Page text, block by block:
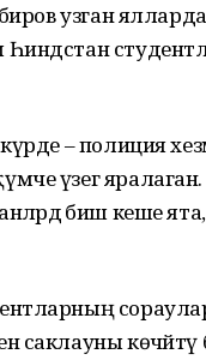
узган ялларда
Һиндстан
– полиция
үзег яралаган.
биш кеше
саклауны көчәйтү